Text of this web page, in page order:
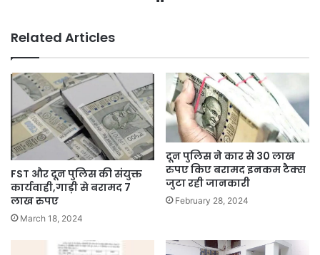
Related Articles
FST और दून पुलिस की संयुक्त
कार्यवाही,गाड़ी से बरामद 7
लाख रुपए
March 18, 2024
दून पुलिस ने कार से 30 लाख
रुपए किए बरामद इनकम टैक्स
जुटा रही जानकारी
February 28, 2024